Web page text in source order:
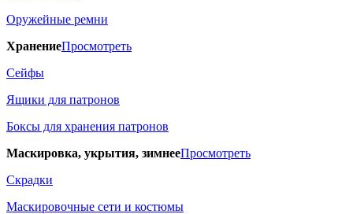
Оружейные ремни
ХранениеПросмотреть
Сейфы
Ящики для патронов
Боксы для хранения патронов
Маскировка, укрытия, зимнееПросмотреть
Скрадки
Маскировочные сети и костюмы